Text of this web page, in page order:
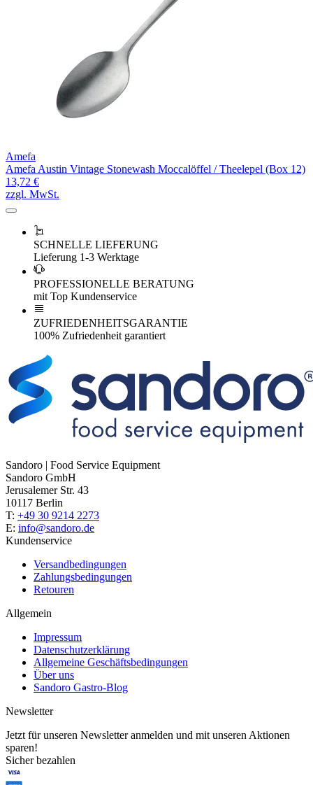
Amefa
Amefa Austin Vintage Stonewash Moccalöffel / Theelepel (Box 12)
13,72 €
zzgl. MwSt.
SCHNELLE LIEFERUNG
Lieferung 1-3 Werktage
PROFESSIONELLE BERATUNG
mit Top Kundenservice
ZUFRIEDENHEITSGARANTIE
100% Zufriedenheit garantiert
Sandoro | Food Service Equipment
Sandoro GmbH
Jerusalemer Str. 43
10117 Berlin
T: +49 30 9214 2273
E: info@sandoro.de
Kundenservice
Versandbedingungen
Zahlungsbedingungen
Retouren
Allgemein
Impressum
Datenschutzerklärung
Allgemeine Geschäftsbedingungen
Über uns
Sandoro Gastro-Blog
Newsletter
Jetzt für unseren Newsletter anmelden und mit unseren Aktionen
sparen!
Sicher bezahlen